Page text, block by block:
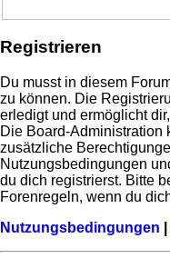
Registrieren
Du musst in diesem
zu können. Die
erledigt und ermöglicht
Die Board-Administration
zusätzliche
Nutzungsbedingungen
du dich registrierst. Bitte
Forenregeln, wenn du
Nutzungsbedingungen